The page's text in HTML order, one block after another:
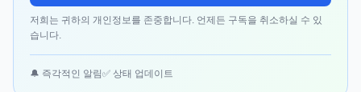
저희는 귀하의 개인정보를 존중합니다. 언제든 구독을 취소하실 수 있
습니다.
🔔 즉각적인 알림✅ 상태 업데이트